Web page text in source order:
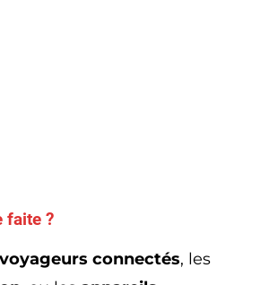
faite ?
voyageurs connectés, les